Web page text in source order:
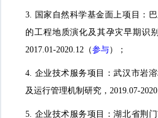
3. 国家自然科学基金面上项目：
的工程地质演化及其孕灾早期识
2017.01-2020.12 （参与）；
4. 企业技术服务项目：武汉市岩
及运行管理机制研究 ，2019.07-
5. 企业技术服务项目：湖北省荆